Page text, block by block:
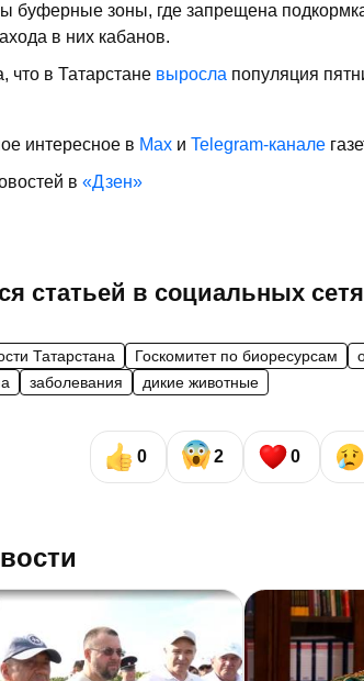
буферные зоны, где запрещена
в них кабанов.
что в Татарстане выросла популяция
интересное в Max и Telegram-канале
в «Дзен»
статьей в социальных
Татарстана Госкомитет по биоресурсам
заболевания дикие животные
0 2 0